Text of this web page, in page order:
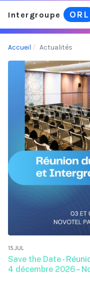
Intergroupe ORL
Accueil Actualités
15.JUL
Save the Date -
4 décembre 2026 –